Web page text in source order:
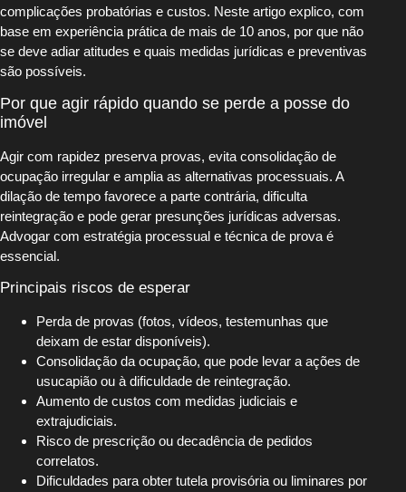
complicações probatórias e custos. Neste artigo explico, com
base em experiência prática de mais de 10 anos, por que não
se deve adiar atitudes e quais medidas jurídicas e preventivas
são possíveis.
Por que agir rápido quando se perde a posse do
imóvel
Agir com rapidez preserva provas, evita consolidação de
ocupação irregular e amplia as alternativas processuais. A
dilação de tempo favorece a parte contrária, dificulta
reintegração e pode gerar presunções jurídicas adversas.
Advogar com estratégia processual e técnica de prova é
essencial.
Principais riscos de esperar
Perda de provas (fotos, vídeos, testemunhas que
deixam de estar disponíveis).
Consolidação da ocupação, que pode levar a ações de
usucapião ou à dificuldade de reintegração.
Aumento de custos com medidas judiciais e
extrajudiciais.
Risco de prescrição ou decadência de pedidos
correlatos.
Dificuldades para obter tutela provisória ou liminares por